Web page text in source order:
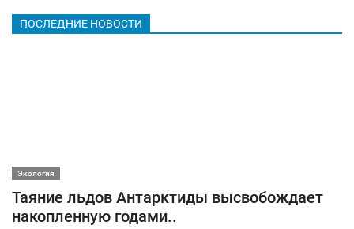
ПОСЛЕДНИЕ НОВОСТИ
Экология
Таяние льдов Антарктиды высвобождает
накопленную годами..